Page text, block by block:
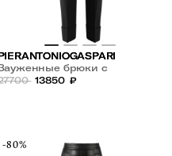
брюки с
13850 ₽
-80%